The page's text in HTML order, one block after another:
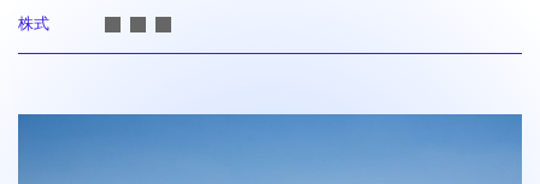
株式